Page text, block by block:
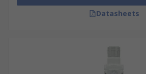
Datasheets